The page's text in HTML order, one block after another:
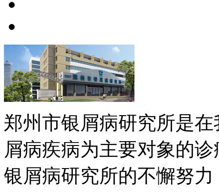
郑州市银屑病研究所是
屑病疾病为主要对象的
银屑病研究所的不懈努